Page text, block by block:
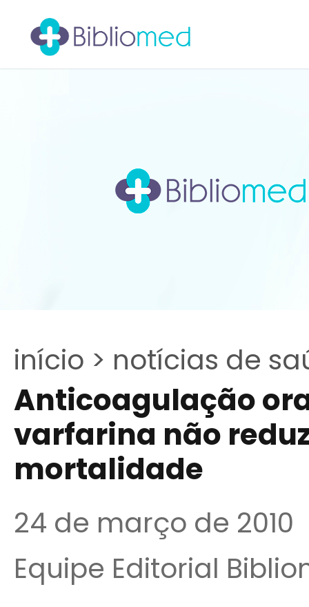
início > notícias de
Anticoagulação
varfarina não
mortalidade
24 de março de 2010
Equipe Editorial